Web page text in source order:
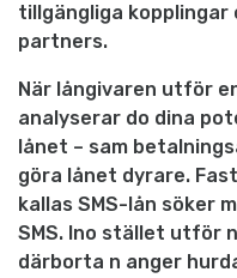
tillgängliga
partners.
När långivaren utför
analyserar do dina
lånet – sam
göra lånet dyrare.
kallas SMS-lån söker
SMS. Ino stället utför
därborta n anger